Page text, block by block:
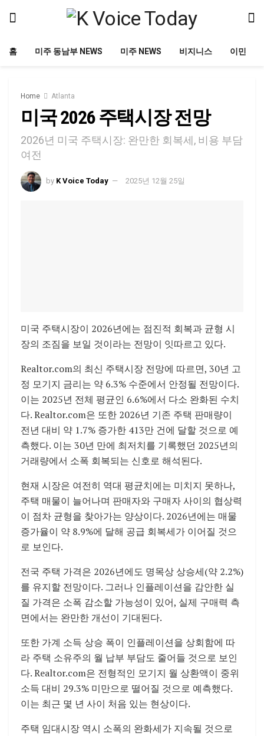
홈 미주 동남부 NEWS 미주 NEWS 비지니스 이민
Home Atlanta
미국 2026 주택시장 전망
2026년 미국 주택시장: 완만한 회복세, 비용 부담
여전
by K Voice Today 2025년 12월 25일
미국 주택시장이 2026년에는 점진적 회복과 균형 시
장의 조짐을 보일 것이라는 전망이 잇따르고 있다.
Realtor.com의 최신 주택시장 전망에 따르면, 30년 고
정 모기지 금리는 약 6.3% 수준에서 안정될 전망이다.
이는 2025년 전체 평균인 6.6%에서 다소 완화된 수치
다. Realtor.com은 또한 2026년 기존 주택 판매량이
전년 대비 약 1.7% 증가한 413만 건에 달할 것으로 예
측했다. 이는 30년 만에 최저치를 기록했던 2025년의
거래량에서 소폭 회복되는 신호로 해석된다.
현재 시장은 여전히 역대 평균치에는 미치지 못하나,
주택 매물이 늘어나며 판매자와 구매자 사이의 협상력
이 점차 균형을 찾아가는 양상이다. 2026년에는 매물
증가율이 약 8.9%에 달해 공급 회복세가 이어질 것으
로 보인다.
전국 주택 가격은 2026년에도 명목상 상승세(약 2.2%)
를 유지할 전망이다. 그러나 인플레이션을 감안한 실
질 가격은 소폭 감소할 가능성이 있어, 실제 구매력 측
면에서는 완만한 개선이 기대된다.
또한 가계 소득 상승 폭이 인플레이션을 상회함에 따
라 주택 소유주의 월 납부 부담도 줄어들 것으로 보인
다. Realtor.com은 전형적인 모기지 월 상환액이 중위
소득 대비 29.3% 미만으로 떨어질 것으로 예측했다.
이는 최근 몇 년 사이 처음 있는 현상이다.
주택 임대시장 역시 소폭의 완화세가 지속될 것으로